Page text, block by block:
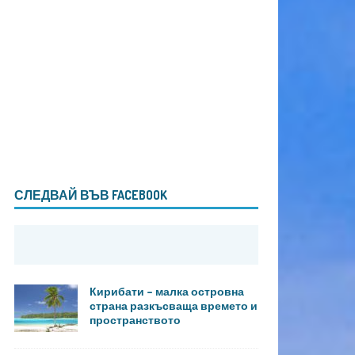
СЛЕДВАЙ ВЪВ FACEBOOK
Кирибати – малка островна
страна разкъсваща времето и
пространството